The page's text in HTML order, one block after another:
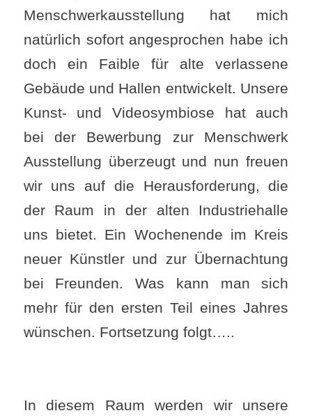
Menschwerkausstellung hat mich
natürlich sofort angesprochen habe ich
doch ein Faible für alte verlassene
Gebäude und Hallen entwickelt. Unsere
Kunst- und Videosymbiose hat auch
bei der Bewerbung zur Menschwerk
Ausstellung überzeugt und nun freuen
wir uns auf die Herausforderung, die
der Raum in der alten Industriehalle
uns bietet. Ein Wochenende im Kreis
neuer Künstler und zur Übernachtung
bei Freunden. Was kann man sich
mehr für den ersten Teil eines Jahres
wünschen. Fortsetzung folgt…..
In diesem Raum werden wir unsere